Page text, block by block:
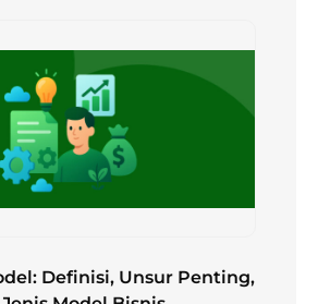
Definisi, Unsur Penting,